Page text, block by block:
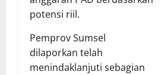
potensi riil.
Pemprov Sumsel
dilaporkan telah
menindaklanjuti sebagian